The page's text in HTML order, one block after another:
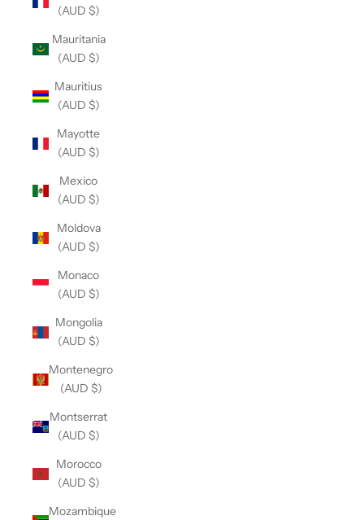
(AUD $)
Mauritania
(AUD $)
Mauritius
(AUD $)
Mayotte
(AUD $)
Mexico
(AUD $)
Moldova
(AUD $)
Monaco
(AUD $)
Mongolia
(AUD $)
Montenegro
(AUD $)
Montserrat
(AUD $)
Morocco
(AUD $)
Mozambique